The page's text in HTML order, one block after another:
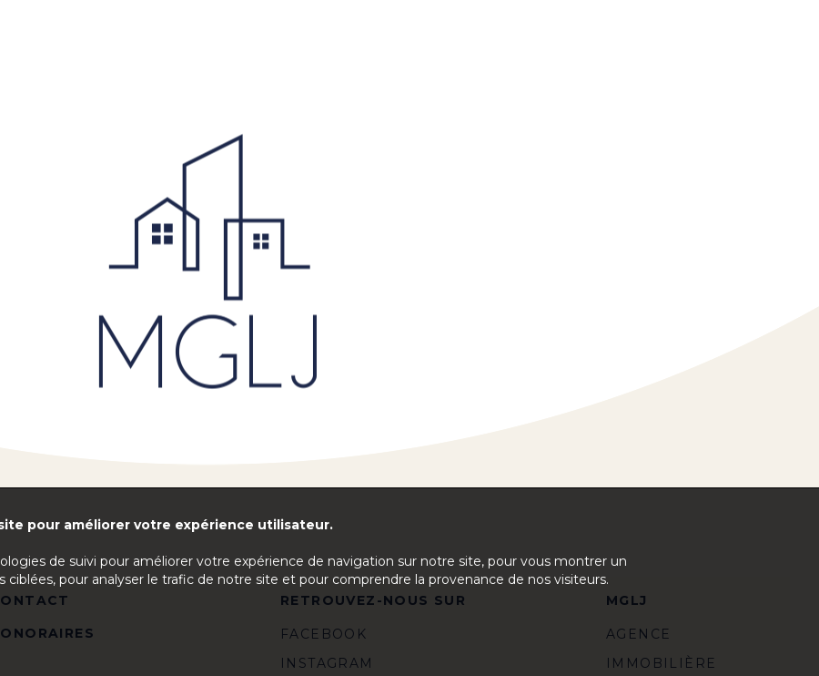
RETROUVEZ-NOUS SUR
FACEBOOK
INSTAGRAM
MGLJ
AGENCE
IMMOBILIÈRE
pour améliorer votre expérience utilisateur.
de suivi pour améliorer votre expérience de navigation sur notre site, pour vous montrer un
pour analyser le trafic de notre site et pour comprendre la provenance de nos visiteurs.